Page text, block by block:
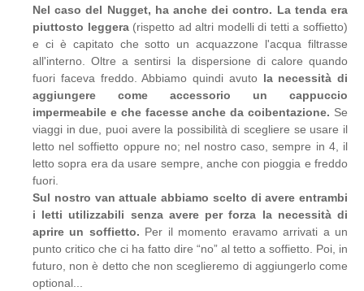
Nel caso del Nugget, ha anche dei contro. La tenda era
piuttosto leggera(rispetto ad altri modelli di tetti a soffietto)
e ci è capitato che sotto un acquazzone l'acqua filtrasse
all'interno. Oltre a sentirsi la dispersione di calore quando
fuori faceva freddo. Abbiamo quindi avuto la necessità di
aggiungere come accessorio un cappuccio
impermeabile e che facesse anche da coibentazione. Se
viaggi in due, puoi avere la possibilità di scegliere se usare il
letto nel soffietto oppure no; nel nostro caso, sempre in 4, il
letto sopra era da usare sempre, anche con pioggia e freddo
fuori.
Sul nostro van attuale abbiamo scelto di avere entrambi
i letti utilizzabili senza avere per forza la necessità di
aprire un soffietto. Per il momento eravamo arrivati a un
punto critico che ci ha fatto dire “no” al tetto a soffietto. Poi, in
futuro, non è detto che non sceglieremo di aggiungerlo come
optional...